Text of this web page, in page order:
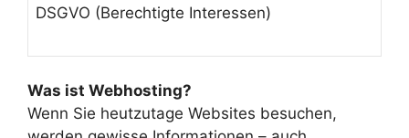
DSGVO (Berechtigte Interessen)
Was ist Webhosting?
Wenn Sie heutzutage Websites besuchen,